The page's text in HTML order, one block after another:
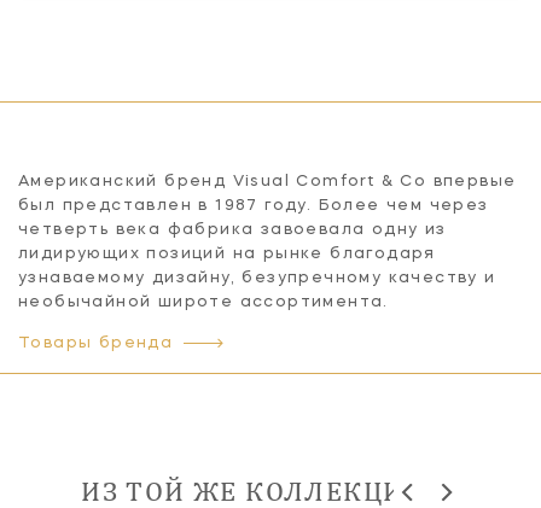
Американский бренд Visual Comfort & Co впервые
был представлен в 1987 году. Более чем через
четверть века фабрика завоевала одну из
лидирующих позиций на рынке благодаря
узнаваемому дизайну, безупречному качеству и
необычайной широте ассортимента.
Товары бренда
ИЗ ТОЙ ЖЕ КОЛЛЕКЦИИ